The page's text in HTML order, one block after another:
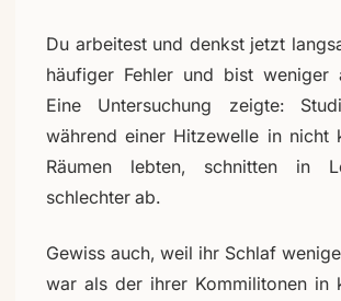
Du arbeitest und denkst jetzt
häufiger Fehler und bist weniger
Eine Untersuchung zeigte:
während einer Hitzewelle in nicht
Räumen lebten, schnitten in
schlechter ab.
Gewiss auch, weil ihr Schlaf
war als der ihrer Kommilitonen in